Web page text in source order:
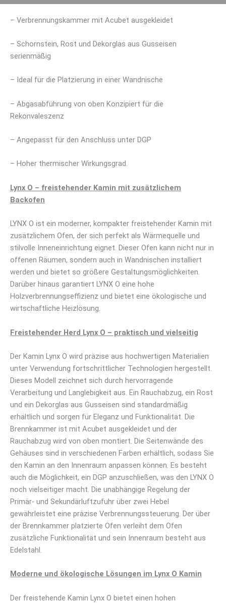
– Verbrennungskammer mit Acubet ausgekleidet
– Schornstein, Rost und Dekorglas aus Gusseisen
serienmäßig
– Ideal für die Platzierung in einer Wandnische
– Abgasabführung von oben Konzipiert für die
Rekonvaleszenz
– Angepasst für den Anschluss unter DGP
– Hoher thermischer Wirkungsgrad.
Lynx O – freistehender Kamin mit zusätzlichem
Backofen
LYNX O ist ein moderner, kompakter freistehender Kamin mit
zusätzlichem Ofen, der sich perfekt als Wärmequelle und
stilvolle Inneneinrichtung eignet. Dieser Ofen kann nicht nur in
offenen Räumen, sondern auch in Wandnischen installiert
werden und bietet so größere Gestaltungsmöglichkeiten.
Darüber hinaus garantiert LYNX O eine hohe
Holzverbrennungseffizienz und bietet eine ökologische und
wirtschaftliche Heizlösung.
Freistehender Herd Lynx O – praktisch und vielseitig
Der Kamin Lynx O wird präzise aus hochwertigen Materialien
unter Verwendung fortschrittlicher Technologien hergestellt.
Dieses Modell zeichnet sich durch hervorragende
Verarbeitung und Langlebigkeit aus. Ein Rauchabzug, ein Rost
und ein Dekorglas aus Gusseisen sind standardmäßig
erhältlich und sorgen für Eleganz und Funktionalität. Die
Brennkammer ist mit Acubet ausgekleidet und der
Rauchabzug wird von oben montiert. Die Seitenwände des
Gehäuses sind in verschiedenen Farben erhältlich, sodass Sie
den Kamin an den Innenraum anpassen können. Es besteht
auch die Möglichkeit, ein DGP anzuschließen, was den LYNX O
noch vielseitiger macht. Die unabhängige Regelung der
Primär- und Sekundärluftzufuhr über zwei Hebel
gewährleistet eine präzise Verbrennungssteuerung. Der über
der Brennkammer platzierte Ofen verleiht dem Ofen
zusätzliche Funktionalität und sein Innenraum besteht aus
Edelstahl.
Moderne und ökologische Lösungen im Lynx O Kamin
Der freistehende Kamin Lynx O bietet einen hohen